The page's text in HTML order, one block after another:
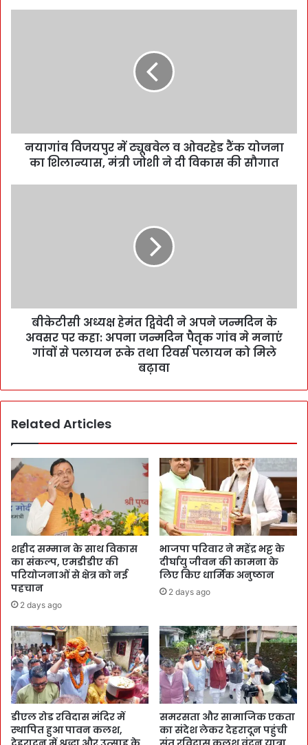
नयागांव विजयपुर में ट्यूबवेल व ओवरहेड टैंक योजना
का शिलान्यास, मंत्री जोशी ने दी विकास की सौगात
बीकेटीसी अध्यक्ष हेमंत द्विवेदी ने अपने जन्मदिन के
अवसर पर कहा: अपना जन्मदिन पैतृक गांव मे मनाएं
गांवों से पलायन रूके तथा रिवर्स पलायन को मिले
बढ़ावा
Related Articles
शहीद सम्मान के साथ विकास
का संकल्प, एमडीडीए की
परियोजनाओं से क्षेत्र को नई
पहचान
2 days ago
भाजपा परिवार ने महेंद्र भट्ट के
दीर्घायु जीवन की कामना के
लिए किए धार्मिक अनुष्ठान
2 days ago
डीएल रोड रविदास मंदिर में
स्थापित हुआ पावन कलश,
समरसता और सामाजिक एकता
का संदेश लेकर देहरादून पहुंची